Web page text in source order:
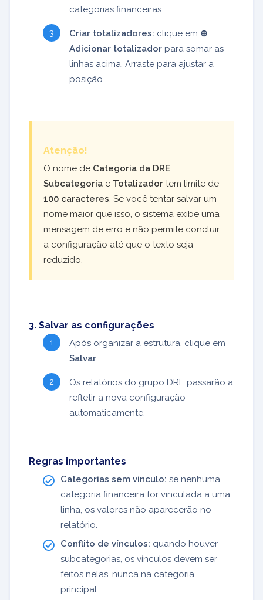
categorias financeiras.
Criar totalizadores: clique em ⊕
Adicionar totalizador para somar as
linhas acima. Arraste para ajustar a
posição.
Atenção!
O nome de Categoria da DRE
Subcategoria e Totalizador tem limite de
100 caracteres . Se você tentar salvar um
nome maior que isso, o sistema exibe uma
mensagem de erro e não permite concluir
a configuração até que o texto seja
reduzido.
3. Salvar as configurações
Após organizar a estrutura, clique em
Salvar
Os relatórios do grupo DRE passarão a
refletir a nova configuração
automaticamente.
Regras importantes
Categorias sem vínculo: se nenhuma
categoria financeira for vinculada a uma
linha, os valores não aparecerão no
relatório.
Conflito de vínculos: quando houver
subcategorias, os vínculos devem ser
feitos nelas, nunca na categoria
principal.